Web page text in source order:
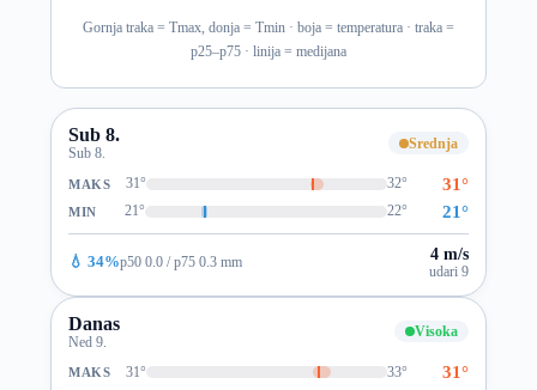
Gornja traka = Tmax, donja = Tmin · boja = temperatura · traka =
p25–p75 · linija = medijana
Sub 8.
Sub 8.
Srednja
MAKS 31° 32° 31°
MIN 21° 22° 21°
💧 34%p50 0.0 / p75 0.3 mm 4 m/s
udari 9
Danas
Ned 9.
Visoka
MAKS 31° 33° 31°